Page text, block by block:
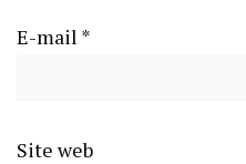
E-mail *
Site web